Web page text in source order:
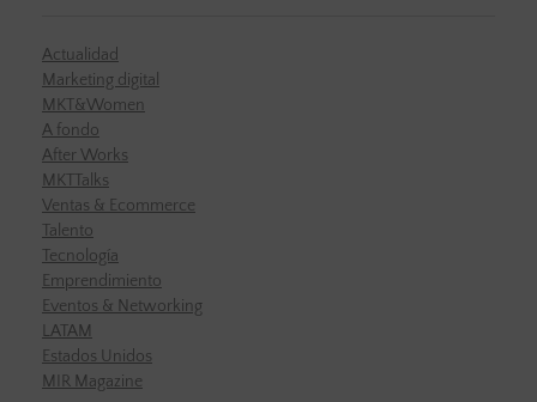
Actualidad
Marketing digital
MKT&Women
A fondo
After Works
MKTTalks
Ventas & Ecommerce
Talento
Tecnología
Emprendimiento
Eventos & Networking
LATAM
Estados Unidos
MIR Magazine